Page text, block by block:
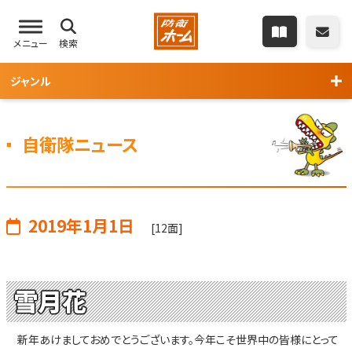
メニュー 検索
ジャンル
自衛隊ニュース
2019年1月1日 [12面]
雪月花
新年あけましておめでとうございます。今年こそ世界中の皆様にとって